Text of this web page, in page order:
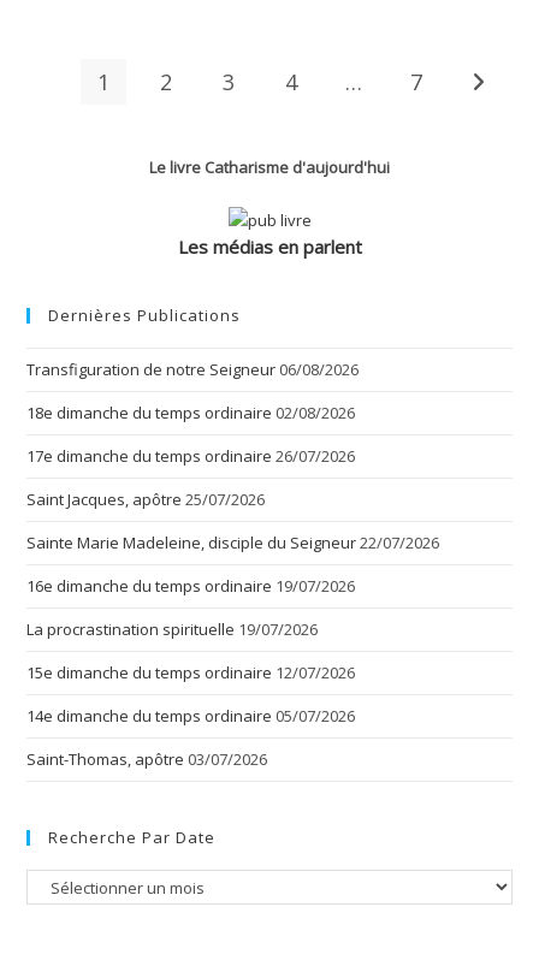
Cathare
1 2 3 4 … 7 Aller à
Le livre Catharisme d'aujourd'hui
Les médias en parlent
Dernières Publications
Transfiguration de notre Seigneur 06/08/2026
18e dimanche du temps ordinaire 02/08/2026
17e dimanche du temps ordinaire 26/07/2026
Saint Jacques, apôtre 25/07/2026
Sainte Marie Madeleine, disciple du Seigneur22/07/2026
16e dimanche du temps ordinaire 19/07/2026
La procrastination spirituelle 19/07/2026
15e dimanche du temps ordinaire 12/07/2026
14e dimanche du temps ordinaire 05/07/2026
Saint-Thomas, apôtre 03/07/2026
Recherche Par Date
Recherche